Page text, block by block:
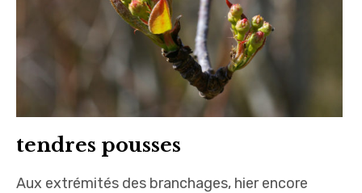
tendres pousses
Aux extrémités des branchages, hier encore